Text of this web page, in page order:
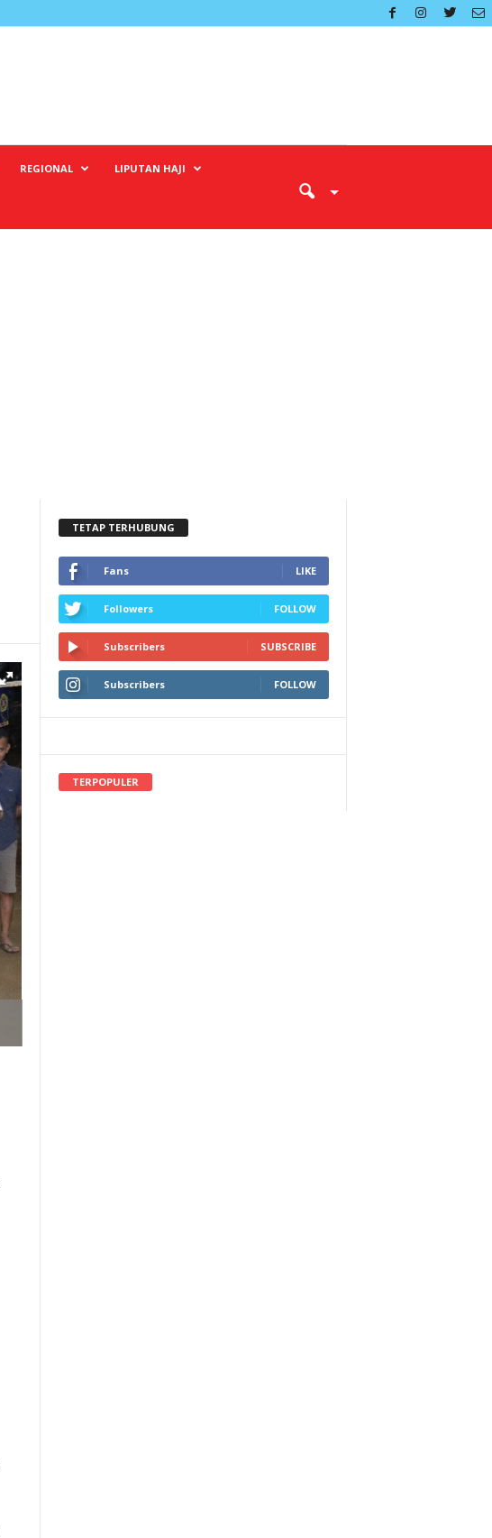
REGIONAL LIPUTAN HAJI
TETAP TERHUBUNG
Fans LIKE
Followers FOLLOW
Subscribers SUBSCRIBE
Subscribers FOLLOW